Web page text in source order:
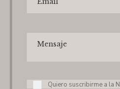
Quiero suscribirme a la